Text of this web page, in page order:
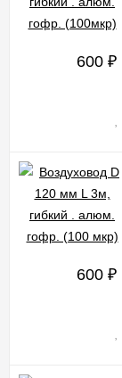
600 ₽
600 ₽